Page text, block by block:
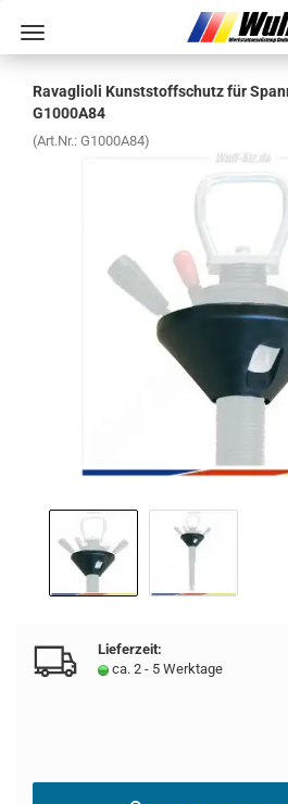
Ra­vaglio­li Kunst­stoff­schutz für
G1000A84
(Art.Nr.: G1000A84)
Lieferzeit:
ca. 2 - 5 Werktage